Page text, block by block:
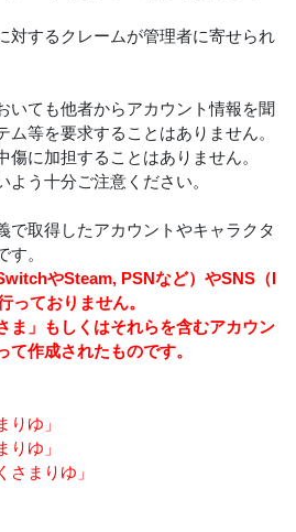
対するクレームが管理者に寄せられ
いても他者からアカウント情報を聞
ム等を要求することはありません。
傷に加担することはありません。
う十分ご注意ください。
で取得したアカウントやキャラクタ
。
やSteam, PSNなど）やSNS（I
っておりません。
ま」もしくはそれらを含むアカウン
て作成されたものです。
ゆ」
ゆ」
まりゆ」